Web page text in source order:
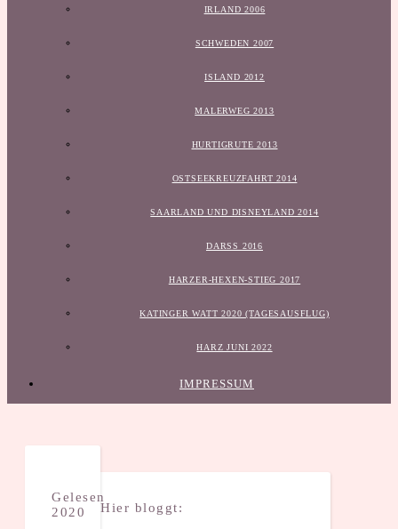
IRLAND 2006
SCHWEDEN 2007
ISLAND 2012
MALERWEG 2013
HURTIGRUTE 2013
OSTSEEKREUZFAHRT 2014
SAARLAND UND DISNEYLAND 2014
DARSS 2016
HARZER-HEXEN-STIEG 2017
KATINGER WATT 2020 (TAGESAUSFLUG)
HARZ JUNI 2022
IMPRESSUM
Gelesen
2020
Hier bloggt: